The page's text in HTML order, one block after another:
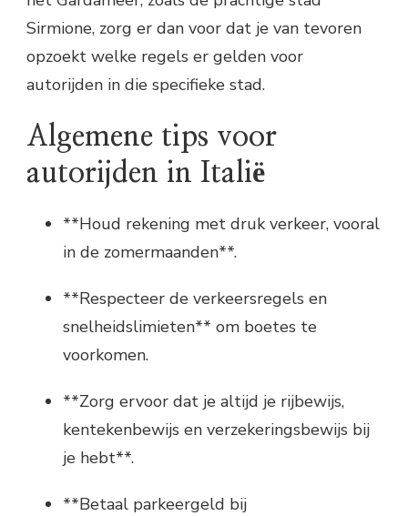
Sirmione, zorg er dan voor dat je van tevoren
opzoekt welke regels er gelden voor
autorijden in die specifieke stad.
Algemene tips voor
autorijden in Italië
**Houd rekening met druk verkeer, vooral
in de zomermaanden**.
**Respecteer de verkeersregels en
snelheidslimieten** om boetes te
voorkomen.
**Zorg ervoor dat je altijd je rijbewijs,
kentekenbewijs en verzekeringsbewijs bij
je hebt**.
**Betaal parkeergeld bij